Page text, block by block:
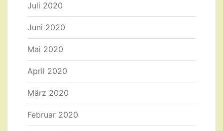
Juli 2020
Juni 2020
Mai 2020
April 2020
März 2020
Februar 2020